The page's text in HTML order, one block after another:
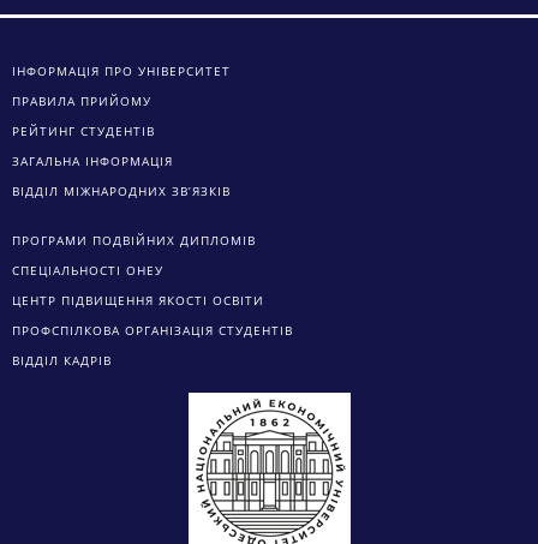
ІНФОРМАЦІЯ ПРО УНІВЕРСИТЕТ
ПРАВИЛА ПРИЙОМУ
РЕЙТИНГ СТУДЕНТІВ
ЗАГАЛЬНА ІНФОРМАЦІЯ
ВІДДІЛ МІЖНАРОДНИХ ЗВ’ЯЗКІВ
ПРОГРАМИ ПОДВІЙНИХ ДИПЛОМІВ
СПЕЦІАЛЬНОСТІ ОНЕУ
ЦЕНТР ПІДВИЩЕННЯ ЯКОСТІ ОСВІТИ
ПРОФСПІЛКОВА ОРГАНІЗАЦІЯ СТУДЕНТІВ
ВІДДІЛ КАДРІВ